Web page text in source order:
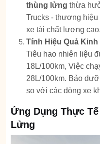
thùng lửng thừa
Trucks - thương
xe tải chất lượng cao.
Tính Hiệu Quả Kinh
Tiêu hao nhiên liệu
18L/100km, Việc
28L/100km. Bảo
so với các dòng xe
Ứng Dụng Thực
Lửng